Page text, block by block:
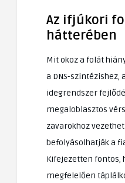
Az ifjúkori
hátterében
Mit okoz a folát
a DNS-szintézishez,
idegrendszer
megaloblasztos
zavarokhoz
befolyásolhatják a
Kifejezetten fontos,
megfelelően